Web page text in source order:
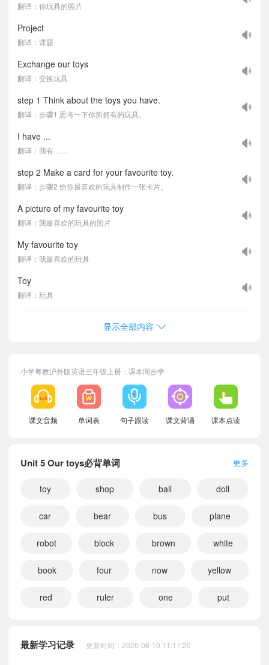
翻译：你玩具的照片
Project
翻译：课题
Exchange our toys
翻译：交换玩具
step 1 Think about the toys you have.
翻译：步骤1 思考一下你所拥有的玩具。
I have ...
翻译：我有……
step 2 Make a card for your favourite toy.
翻译：步骤2 给你最喜欢的玩具制作一张卡片。
A picture of my favourite toy
翻译：我最喜欢的玩具的照片
My favourite toy
翻译：我最喜欢的玩具
Toy
翻译：玩具
显示全部内容
小学粤教沪外版英语三年级上册：课本同步学
课文音频 单词表 句子跟读 课文背诵 课本点读
Unit 5 Our toys必背单词 更多
toy shop ball doll
car bear bus plane
robot block brown white
book four now yellow
red ruler one put
最新学习记录 更新时间：2026-08-10 11:17:20
小宝930371
正在学习